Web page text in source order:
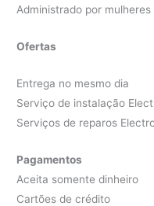
Administrado por mulheres
Ofertas
Entrega no mesmo dia
Serviço de instalação
Serviços de reparos
Pagamentos
Aceita somente dinheiro
Cartões de crédito